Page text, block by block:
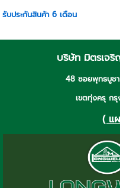
รับประกันสินค้า 6 เดือน
บริษัท มิตรเจริ
48 ซอยพุทธบูช
เขตทุ่งครุ กรุ
( แ